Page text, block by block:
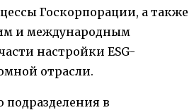
Госкорпорации, а также
и международным
настройки ESG-
отрасли.
подразделения в